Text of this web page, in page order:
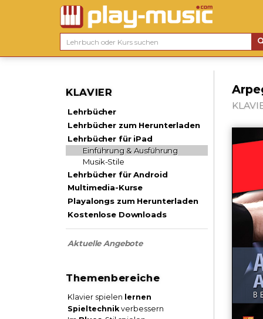
KLAVIER
Lehrbücher
Lehrbücher zum Herunterladen
Lehrbücher für iPad
Einführung & Ausführung
Musik-Stile
Lehrbücher für Android
Multimedia-Kurse
Playalongs zum Herunterladen
Kostenlose Downloads
Aktuelle Angebote
Themenbereiche
Klavier spielen lernen
Spieltechnik verbessern